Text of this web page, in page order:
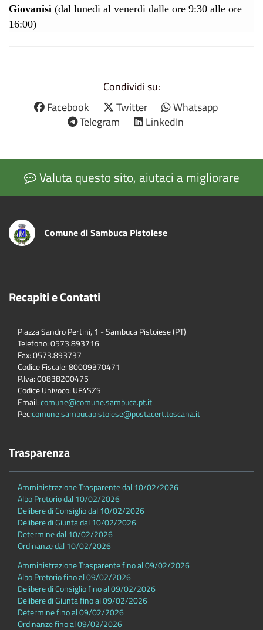
Giovanisì (dal lunedì al venerdì dalle ore 9:30 alle ore
16:00)
Condividi su:
Facebook
Twitter
Whatsapp
Telegram
LinkedIn
Valuta questo sito, aiutaci a migliorare
Comune di Sambuca Pistoiese
Recapiti e Contatti
Piazza Sandro Pertini, 1 - Sambuca Pistoiese (PT)
Telefono: 0573.893716
Fax: 0573.893737
Codice Fiscale: 80009370471
P.Iva: 00838200475
Codice Univoco: UF4SZS
Email:comune@comune.sambuca.pt.it
Pec:comune.sambucapistoiese@postacert.toscana.it
Trasparenza
Amministrazione Trasparente dal 10/02/2026
Albo Pretorio dal 10/02/2026
Delibere di Consiglio dal 10/02/2026
Delibere di Giunta dal 10/02/2026
Determine dal 10/02/2026
Ordinanze dal 10/02/2026
Amministrazione Trasparente fino al 09/02/2026
Albo Pretorio fino al 09/02/2026
Delibere di Consiglio fino al 09/02/2026
Delibere di Giunta fino al 09/02/2026
Determine fino al 09/02/2026
Ordinanze fino al 09/02/2026